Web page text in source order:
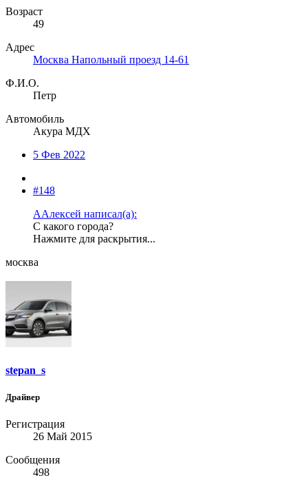
Возраст
49
Адрес
Москва Напольный проезд 14-61
Ф.И.О.
Петр
Автомобиль
Акура МДХ
5 Фев 2022
#148
ААлексей написал(а):
С какого города?
Нажмите для раскрытия...
москва
stepan_s
Драйвер
Регистрация
26 Май 2015
Сообщения
498